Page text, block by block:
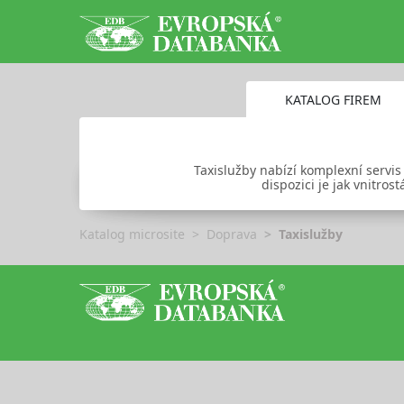
KATALOG FIREM
Taxislužby nabízí komplexní
dispozici je jak
Katalog microsite Doprava Taxislužby